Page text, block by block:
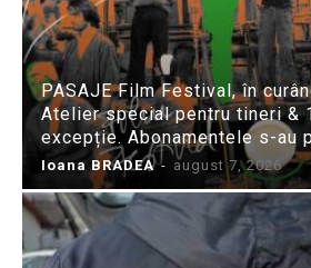
PASAJE Film Festival, în
Atelier special pentru tineri &
excepție. Abonamentele s-au
Ioana BRADEA - august 7, 2026